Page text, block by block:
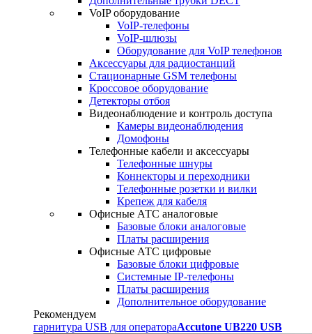
VoIP оборудование
VoIP-телефоны
VoIP-шлюзы
Оборудование для VoIP телефонов
Аксессуары для радиостанций
Стационарные GSM телефоны
Кроссовое оборудование
Детекторы отбоя
Видеонаблюдение и контроль доступа
Камеры видеонаблюдения
Домофоны
Телефонные кабели и аксессуары
Телефонные шнуры
Коннекторы и переходники
Телефонные розетки и вилки
Крепеж для кабеля
Офисные АТС аналоговые
Базовые блоки аналоговые
Платы расширения
Офисные АТС цифровые
Базовые блоки цифровые
Системные IP-телефоны
Платы расширения
Дополнительное оборудование
Рекомендуем
гарнитура USB для оператораAccutone UB220 USB